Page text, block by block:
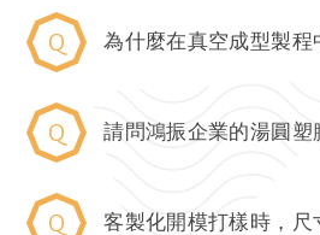
為什麼在真空成型製程
請問鴻振企業的湯圓塑
客製化開模打樣時，尺